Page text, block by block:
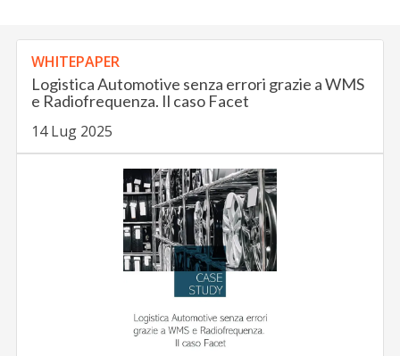
WHITEPAPER
Logistica Automotive senza errori grazie a WMS
e Radiofrequenza. Il caso Facet
14 Lug 2025